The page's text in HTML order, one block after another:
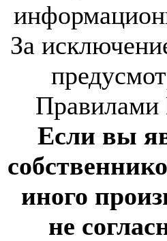
За
Правилами
Если вы
иного
не